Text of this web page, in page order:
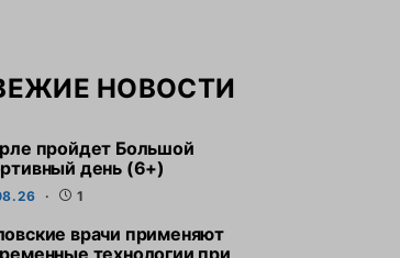
НОВОСТИ
пройдет Большой
день (6+)
1
врачи применяют
технологии при